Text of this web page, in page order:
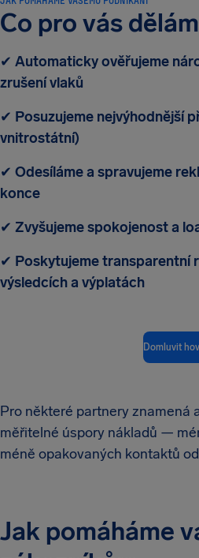
Co pro vás
✔ Automaticky ověřujeme
zrušení vlaků
✔ Posuzujeme nejvýhodnější
vnitrostátní)
✔ Odesíláme a spravujeme
konce
✔ Zvyšujeme spokojenost a
✔ Poskytujeme transparentní
výsledcích a výplatách
Domluvit
Pro některé partnery znamená
měřitelné úspory nákladů —
méně opakovaných kontaktů
Jak pomáháme